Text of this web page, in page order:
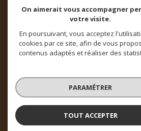
© 2026 | TOUS DROITS RÉSERVÉS | TRADUCTION
NOS HONORAIRES
PLAN DU SITE MENTIONS
POLITIQUE RGPD
On aimerait vous accompagner
votre visite.
En poursuivant, vous acceptez
cookies par ce site, afin de vous
contenus adaptés et réaliser des
PARAMÉTRER
TOUT ACCEPTER